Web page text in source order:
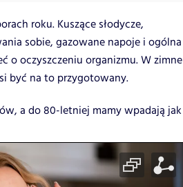
roku. Kuszące słodycze,
sobie, gazowane napoje i ogólna
o oczyszczeniu organizmu. W zimne
być na to przygotowany.
a do 80-letniej mamy wpadają jak